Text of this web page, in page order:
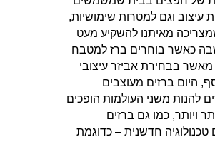
עיצוב וגם למטרות שימושיות,
מאיתנו להשקיע מעט
כאשר בוחרים ברז למטבח
בבחירת אביזר עיצובי
היום ברזים מעוצבים
להנות משני העולמות הופכים
ויותר, כמו גם ברזים
חדשנית – כדוגמת